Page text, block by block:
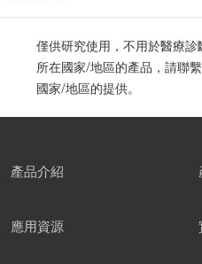
公司地址
僅供研究使用，不用於醫療
所在國家/地區的產品，請聯
國家/地區的提供。
產品介紹
應用資源